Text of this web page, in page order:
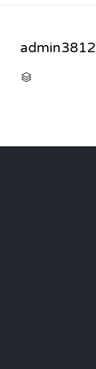
admin3812
